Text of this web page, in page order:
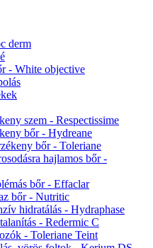
derm
- White objective
szem - Respectissime
bőr - Hydreane
bőr - Toleriane
hajlamos bőr -
bőr - Effaclar
bőr - Nutritic
hidratálás - Hydraphase
- Redermic C
- Toleriane Teint